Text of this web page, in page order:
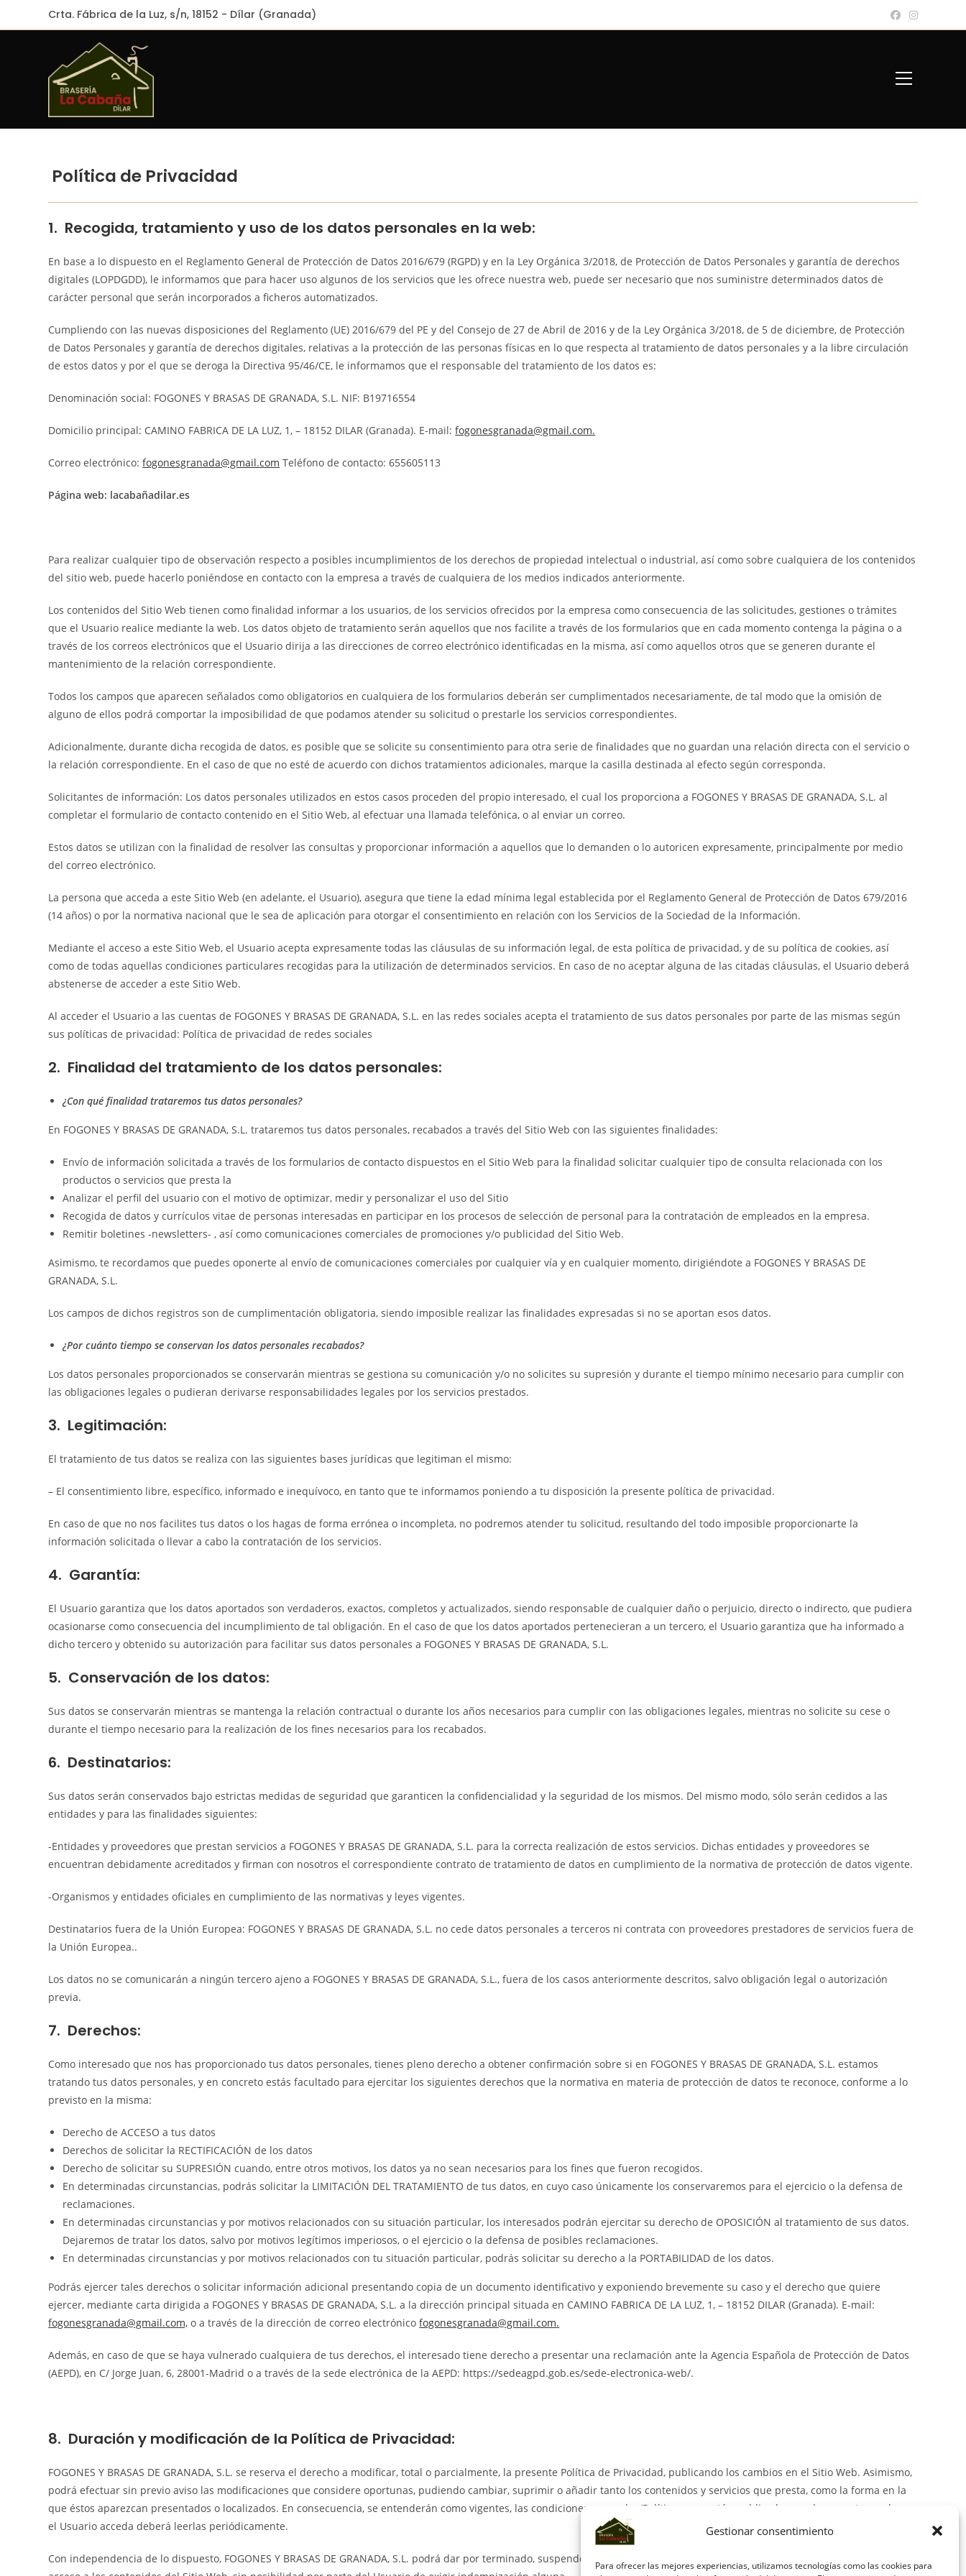
Gestionar consentimiento
Para ofrecer las mejores experiencias, utilizamos tecnologías como las cookies para
Crta. Fábrica de la Luz, s/n, 18152 - Dílar (Granada)
Política de Privacidad
1. Recogida, tratamiento y uso de los datos personales en la web:
En base a lo dispuesto en el Reglamento General de Protección de Datos 2016/679 (RGPD) y en la Ley Orgánica 3/2018, de Protección de Datos Personales y garantía de derechos
digitales (LOPDGDD), le informamos que para hacer uso algunos de los servicios que les ofrece nuestra web, puede ser necesario que nos suministre determinados datos de
carácter personal que serán incorporados a ficheros automatizados.
Cumpliendo con las nuevas disposiciones del Reglamento (UE) 2016/679 del PE y del Consejo de 27 de Abril de 2016 y de la Ley Orgánica 3/2018, de 5 de diciembre, de Protección
de Datos Personales y garantía de derechos digitales, relativas a la protección de las personas físicas en lo que respecta al tratamiento de datos personales y a la libre circulación
de estos datos y por el que se deroga la Directiva 95/46/CE, le informamos que el responsable del tratamiento de los datos es:
Denominación social: FOGONES Y BRASAS DE GRANADA, S.L. NIF: B19716554
Domicilio principal: CAMINO FABRICA DE LA LUZ, 1, – 18152 DILAR (Granada). E-mail:fogonesgranada@gmail.com.
Correo electrónico:fogonesgranada@gmail.com Teléfono de contacto: 655605113
Página web: lacabañadilar.es
Para realizar cualquier tipo de observación respecto a posibles incumplimientos de los derechos de propiedad intelectual o industrial, así como sobre cualquiera de los contenidos
del sitio web, puede hacerlo poniéndose en contacto con la empresa a través de cualquiera de los medios indicados anteriormente.
Los contenidos del Sitio Web tienen como finalidad informar a los usuarios, de los servicios ofrecidos por la empresa como consecuencia de las solicitudes, gestiones o trámites
que el Usuario realice mediante la web. Los datos objeto de tratamiento serán aquellos que nos facilite a través de los formularios que en cada momento contenga la página o a
través de los correos electrónicos que el Usuario dirija a las direcciones de correo electrónico identificadas en la misma, así como aquellos otros que se generen durante el
mantenimiento de la relación correspondiente.
Todos los campos que aparecen señalados como obligatorios en cualquiera de los formularios deberán ser cumplimentados necesariamente, de tal modo que la omisión de
alguno de ellos podrá comportar la imposibilidad de que podamos atender su solicitud o prestarle los servicios correspondientes.
Adicionalmente, durante dicha recogida de datos, es posible que se solicite su consentimiento para otra serie de finalidades que no guardan una relación directa con el servicio o
la relación correspondiente. En el caso de que no esté de acuerdo con dichos tratamientos adicionales, marque la casilla destinada al efecto según corresponda.
Solicitantes de información: Los datos personales utilizados en estos casos proceden del propio interesado, el cual los proporciona a FOGONES Y BRASAS DE GRANADA, S.L. al
completar el formulario de contacto contenido en el Sitio Web, al efectuar una llamada telefónica, o al enviar un correo.
Estos datos se utilizan con la finalidad de resolver las consultas y proporcionar información a aquellos que lo demanden o lo autoricen expresamente, principalmente por medio
del correo electrónico.
La persona que acceda a este Sitio Web (en adelante, el Usuario), asegura que tiene la edad mínima legal establecida por el Reglamento General de Protección de Datos 679/2016
(14 años) o por la normativa nacional que le sea de aplicación para otorgar el consentimiento en relación con los Servicios de la Sociedad de la Información.
Mediante el acceso a este Sitio Web, el Usuario acepta expresamente todas las cláusulas de su información legal, de esta política de privacidad, y de su política de cookies, así
como de todas aquellas condiciones particulares recogidas para la utilización de determinados servicios. En caso de no aceptar alguna de las citadas cláusulas, el Usuario deberá
abstenerse de acceder a este Sitio Web.
Al acceder el Usuario a las cuentas de FOGONES Y BRASAS DE GRANADA, S.L. en las redes sociales acepta el tratamiento de sus datos personales por parte de las mismas según
sus políticas de privacidad: Política de privacidad de redes sociales
2. Finalidad del tratamiento de los datos personales:
¿Con qué finalidad trataremos tus datos personales?
En FOGONES Y BRASAS DE GRANADA, S.L. trataremos tus datos personales, recabados a través del Sitio Web con las siguientes finalidades:
Envío de información solicitada a través de los formularios de contacto dispuestos en el Sitio Web para la finalidad solicitar cualquier tipo de consulta relacionada con los
productos o servicios que presta la
Analizar el perfil del usuario con el motivo de optimizar, medir y personalizar el uso del Sitio
Recogida de datos y currículos vitae de personas interesadas en participar en los procesos de selección de personal para la contratación de empleados en la empresa.
Remitir boletines -newsletters- , así como comunicaciones comerciales de promociones y/o publicidad del Sitio Web.
Asimismo, te recordamos que puedes oponerte al envío de comunicaciones comerciales por cualquier vía y en cualquier momento, dirigiéndote a FOGONES Y BRASAS DE
GRANADA, S.L.
Los campos de dichos registros son de cumplimentación obligatoria, siendo imposible realizar las finalidades expresadas si no se aportan esos datos.
¿Por cuánto tiempo se conservan los datos personales recabados?
Los datos personales proporcionados se conservarán mientras se gestiona su comunicación y/o no solicites su supresión y durante el tiempo mínimo necesario para cumplir con
las obligaciones legales o pudieran derivarse responsabilidades legales por los servicios prestados.
3. Legitimación:
El tratamiento de tus datos se realiza con las siguientes bases jurídicas que legitiman el mismo:
– El consentimiento libre, específico, informado e inequívoco, en tanto que te informamos poniendo a tu disposición la presente política de privacidad.
En caso de que no nos facilites tus datos o los hagas de forma errónea o incompleta, no podremos atender tu solicitud, resultando del todo imposible proporcionarte la
información solicitada o llevar a cabo la contratación de los servicios.
4. Garantía:
El Usuario garantiza que los datos aportados son verdaderos, exactos, completos y actualizados, siendo responsable de cualquier daño o perjuicio, directo o indirecto, que pudiera
ocasionarse como consecuencia del incumplimiento de tal obligación. En el caso de que los datos aportados pertenecieran a un tercero, el Usuario garantiza que ha informado a
dicho tercero y obtenido su autorización para facilitar sus datos personales a FOGONES Y BRASAS DE GRANADA, S.L.
5. Conservación de los datos:
Sus datos se conservarán mientras se mantenga la relación contractual o durante los años necesarios para cumplir con las obligaciones legales, mientras no solicite su cese o
durante el tiempo necesario para la realización de los fines necesarios para los recabados.
6. Destinatarios:
Sus datos serán conservados bajo estrictas medidas de seguridad que garanticen la confidencialidad y la seguridad de los mismos. Del mismo modo, sólo serán cedidos a las
entidades y para las finalidades siguientes:
-Entidades y proveedores que prestan servicios a FOGONES Y BRASAS DE GRANADA, S.L. para la correcta realización de estos servicios. Dichas entidades y proveedores se
encuentran debidamente acreditados y firman con nosotros el correspondiente contrato de tratamiento de datos en cumplimiento de la normativa de protección de datos vigente.
-Organismos y entidades oficiales en cumplimiento de las normativas y leyes vigentes.
Destinatarios fuera de la Unión Europea: FOGONES Y BRASAS DE GRANADA, S.L. no cede datos personales a terceros ni contrata con proveedores prestadores de servicios fuera de
la Unión Europea..
Los datos no se comunicarán a ningún tercero ajeno a FOGONES Y BRASAS DE GRANADA, S.L., fuera de los casos anteriormente descritos, salvo obligación legal o autorización
previa.
7. Derechos:
Como interesado que nos has proporcionado tus datos personales, tienes pleno derecho a obtener confirmación sobre si en FOGONES Y BRASAS DE GRANADA, S.L. estamos
tratando tus datos personales, y en concreto estás facultado para ejercitar los siguientes derechos que la normativa en materia de protección de datos te reconoce, conforme a lo
previsto en la misma:
Derecho de ACCESO a tus datos
Derechos de solicitar la RECTIFICACIÓN de los datos
Derecho de solicitar su SUPRESIÓN cuando, entre otros motivos, los datos ya no sean necesarios para los fines que fueron recogidos.
En determinadas circunstancias, podrás solicitar la LIMITACIÓN DEL TRATAMIENTO de tus datos, en cuyo caso únicamente los conservaremos para el ejercicio o la defensa de
reclamaciones.
En determinadas circunstancias y por motivos relacionados con su situación particular, los interesados podrán ejercitar su derecho de OPOSICIÓN al tratamiento de sus datos.
Dejaremos de tratar los datos, salvo por motivos legítimos imperiosos, o el ejercicio o la defensa de posibles reclamaciones.
En determinadas circunstancias y por motivos relacionados con tu situación particular, podrás solicitar su derecho a la PORTABILIDAD de los datos.
Podrás ejercer tales derechos o solicitar información adicional presentando copia de un documento identificativo y exponiendo brevemente su caso y el derecho que quiere
ejercer, mediante carta dirigida a FOGONES Y BRASAS DE GRANADA, S.L. a la dirección principal situada en CAMINO FABRICA DE LA LUZ, 1, – 18152 DILAR (Granada). E-mail:
fogonesgranada@gmail.com, o a través de la dirección de correo electrónicofogonesgranada@gmail.com.
Además, en caso de que se haya vulnerado cualquiera de tus derechos, el interesado tiene derecho a presentar una reclamación ante la Agencia Española de Protección de Datos
(AEPD), en C/ Jorge Juan, 6, 28001-Madrid o a través de la sede electrónica de la AEPD: https://sedeagpd.gob.es/sede-electronica-web/.
8. Duración y modificación de la Política de Privacidad:
FOGONES Y BRASAS DE GRANADA, S.L. se reserva el derecho a modificar, total o parcialmente, la presente Política de Privacidad, publicando los cambios en el Sitio Web. Asimismo,
podrá efectuar sin previo aviso las modificaciones que considere oportunas, pudiendo cambiar, suprimir o añadir tanto los contenidos y servicios que presta, como la forma en la
que éstos aparezcan presentados o localizados. En consecuencia, se entenderán como vigentes, las condiciones generales/Políticas que estén publicadas en el momento en el que
el Usuario acceda deberá leerlas periódicamente.
Con independencia de lo dispuesto, FOGONES Y BRASAS DE GRANADA, S.L. podrá dar por terminado, suspender o interrumpir, en cualquier momento sin necesidad de preaviso, el